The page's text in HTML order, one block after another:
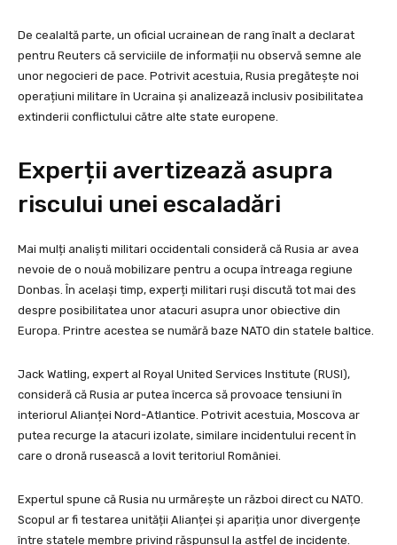
De cealaltă parte, un oficial ucrainean de rang înalt a declarat
pentru Reuters că serviciile de informații nu observă semne ale
unor negocieri de pace. Potrivit acestuia, Rusia pregătește noi
operațiuni militare în Ucraina și analizează inclusiv posibilitatea
extinderii conflictului către alte state europene.
Experții avertizează asupra
riscului unei escaladări
Mai mulți analiști militari occidentali consideră că Rusia ar avea
nevoie de o nouă mobilizare pentru a ocupa întreaga regiune
Donbas. În același timp, experți militari ruși discută tot mai des
despre posibilitatea unor atacuri asupra unor obiective din
Europa. Printre acestea se numără baze NATO din statele baltice.
Jack Watling, expert al Royal United Services Institute (RUSI),
consideră că Rusia ar putea încerca să provoace tensiuni în
interiorul Alianței Nord-Atlantice. Potrivit acestuia, Moscova ar
putea recurge la atacuri izolate, similare incidentului recent în
care o dronă rusească a lovit teritoriul României.
Expertul spune că Rusia nu urmărește un război direct cu NATO.
Scopul ar fi testarea unității Alianței și apariția unor divergențe
între statele membre privind răspunsul la astfel de incidente.